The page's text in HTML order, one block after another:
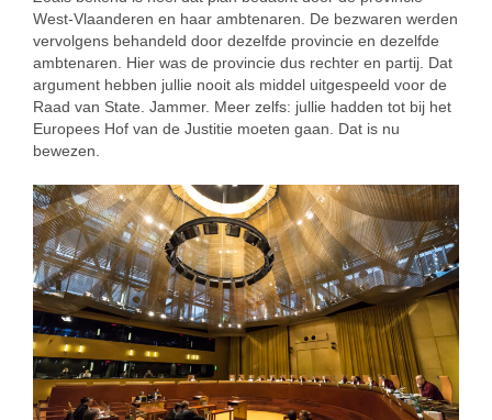
West-Vlaanderen en haar ambtenaren. De bezwaren werden
vervolgens behandeld door dezelfde provincie en dezelfde
ambtenaren. Hier was de provincie dus rechter en partij. Dat
argument hebben jullie nooit als middel uitgespeeld voor de
Raad van State. Jammer. Meer zelfs: jullie hadden tot bij het
Europees Hof van de Justitie moeten gaan. Dat is nu
bewezen.